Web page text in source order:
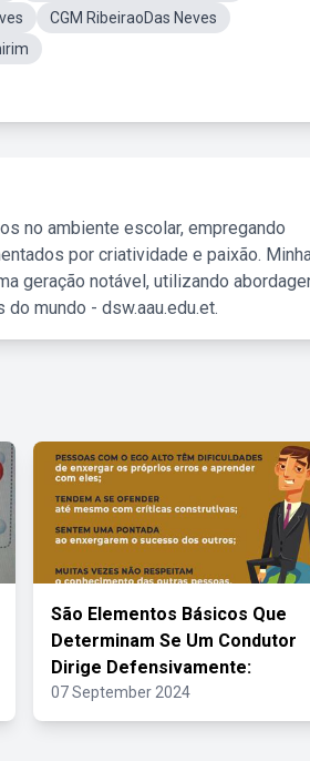
CGM RibeiraoDas Neves
no ambiente escolar, empregando
por criatividade e paixão.
geração notável, utilizando
mundo - dsw.aau.edu.et.
São Elementos Básicos Que
Determinam Se Um Condutor
Dirige Defensivamente:
07 September 2024